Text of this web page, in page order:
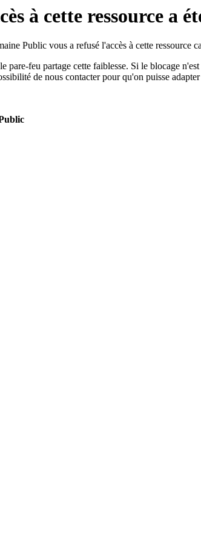
à cette ressource a
Public vous a refusé l'accès à cette ressource
pare-feu partage cette faiblesse. Si le blocage
de nous contacter pour qu'on puisse